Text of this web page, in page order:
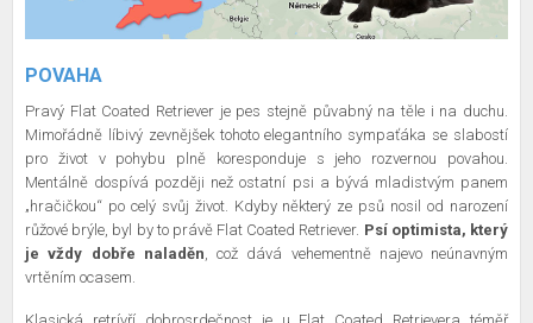
POVAHA
Pravý Flat Coated Retriever je pes stejně půvabný na těle i na duchu.
Mimořádně líbivý zevnějšek tohoto elegantního sympaťáka se slabostí
pro život v pohybu plně koresponduje s jeho rozvernou povahou.
Mentálně dospívá později než ostatní psi a bývá mladistvým panem
„hračičkou“ po celý svůj život. Kdyby některý ze psů nosil od narození
růžové brýle, byl by to právě Flat Coated Retriever. Psí optimista, který
je vždy dobře naladěn , což dává vehementně najevo neúnavným
vrtěním ocasem.